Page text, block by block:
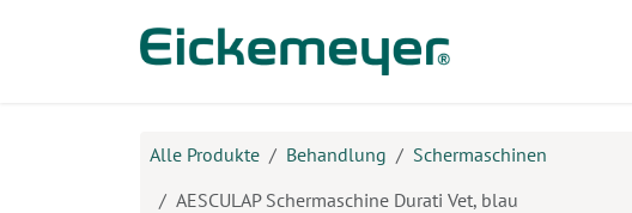
Alle Produkte Behandlung
Schermaschinen
AESCULAP Schermaschine Durati Vet, blau